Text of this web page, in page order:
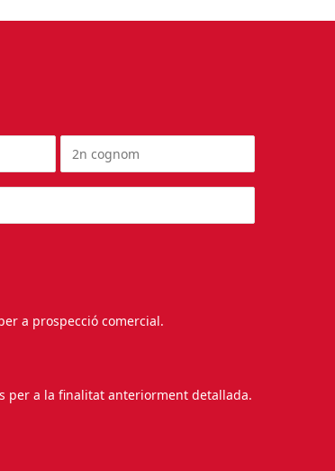
a prospecció comercial.
per a la finalitat anteriorment detallada.